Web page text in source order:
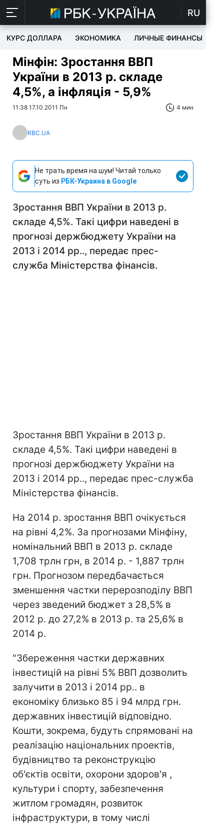
RU
КУРС ДОЛЛАРА ЭКОНОМИКА ЛИЧНЫЕ ФИНАНСЫ
Мінфін: Зростання ВВП
України в 2013 р. складе
4,5%, а інфляція - 5,9%
11:38 17.10.2011 Пн 4 мин
RBC.UA
Не трать время на шум! Читай только
суть из РБК-Украина в Google
Зростання ВВП України в 2013 р.
складе 4,5%. Такі цифри наведені в
прогнозі держбюджету України на
2013 і 2014 рр.., передає прес-
служба Міністерства фінансів.
Зростання ВВП України в 2013 р.
складе 4,5%. Такі цифри наведені в
прогнозі держбюджету України на
2013 і 2014 рр.., передає прес-служба
Міністерства фінансів.
На 2014 р. зростання ВВП очікується
на рівні 4,2%. За прогнозами Мінфіну,
номінальний ВВП в 2013 р. складе
1,708 трлн грн, в 2014 р. - 1,887 трлн
грн. Прогнозом передбачається
зменшення частки перерозподілу ВВП
через зведений бюджет з 28,5% в
2012 р. до 27,2% в 2013 р. та 25,6% в
2014 р.
"Збереження частки державних
інвестицій на рівні 5% ВВП дозволить
залучити в 2013 і 2014 рр.. в
економіку близько 85 і 94 млрд грн.
державних інвестицій відповідно.
Кошти, зокрема, будуть спрямовані на
реалізацію національних проектів,
будівництво та реконструкцію
об'єктів освіти, охорони здоров'я ,
культури і спорту, забезпечення
житлом громадян, розвиток
інфраструктури, в тому числі